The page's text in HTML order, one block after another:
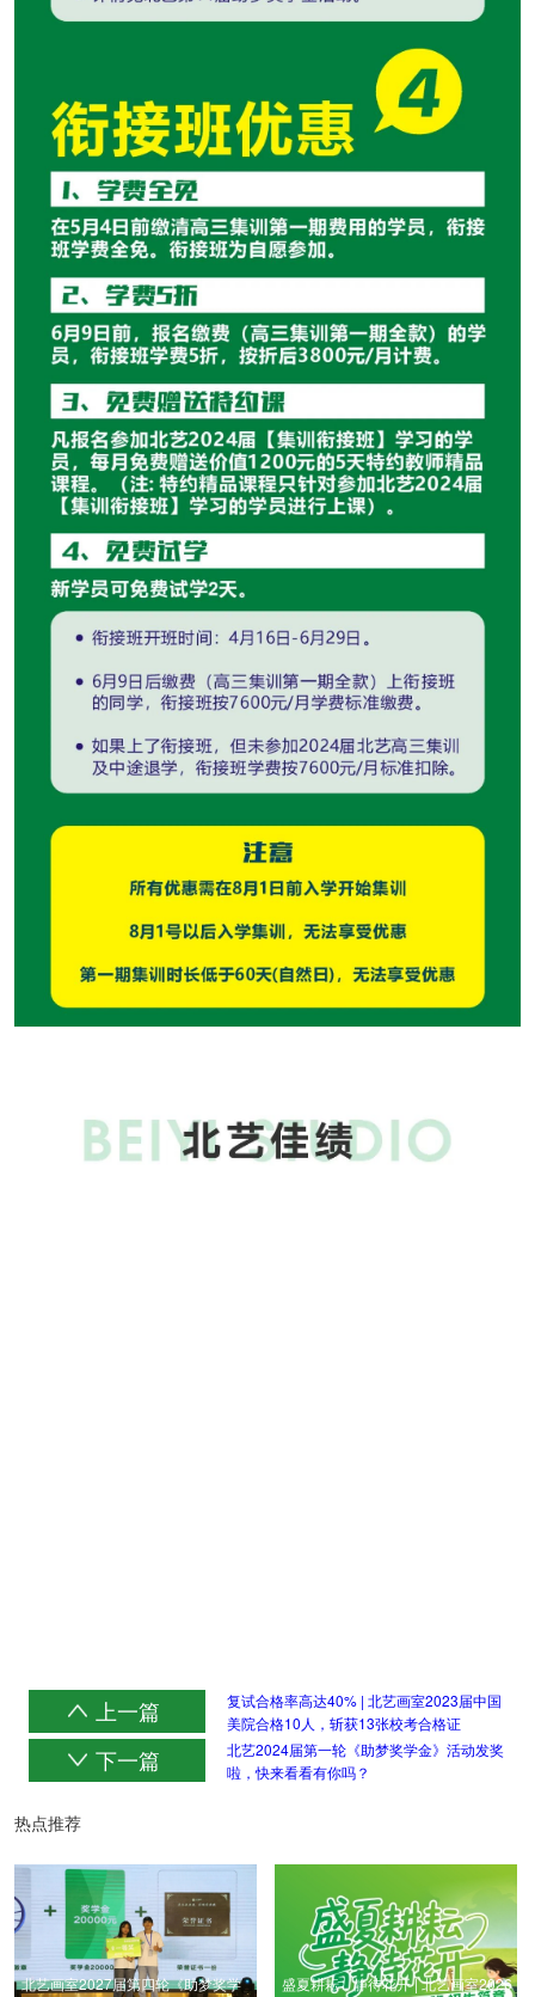
上一篇
复试合格率高达40% | 北艺画室2023届中国
美院合格10人，斩获13张校考合格证
下一篇
北艺2024届第一轮《助梦奖学金》活动发奖
啦，快来看看有你吗？
热点推荐
北艺画室2027届第四轮《助梦奖学 盛夏耕耘，静待花开 | 北艺画室2026